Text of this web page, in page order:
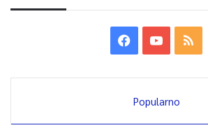
Popularno